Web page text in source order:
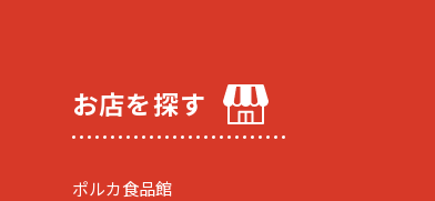
お店を探す
ポルカ食品館